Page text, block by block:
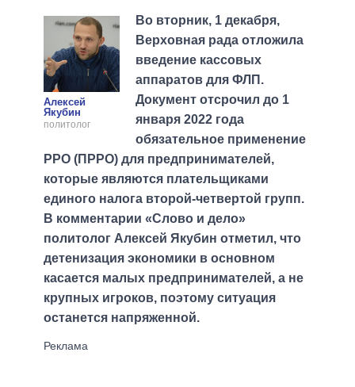
Алексей
Якубин
политолог
Во вторник, 1 декабря,
Верховная рада отложила
введение кассовых
аппаратов для ФЛП.
Документ отсрочил до 1
января 2022 года
обязательное применение
РРО (ПРРО) для предпринимателей,
которые являются плательщиками
единого налога второй-четвертой групп.
В комментарии «Слово и дело»
политолог Алексей Якубин отметил, что
детенизация экономики в основном
касается малых предпринимателей, а не
крупных игроков, поэтому ситуация
останется напряженной.